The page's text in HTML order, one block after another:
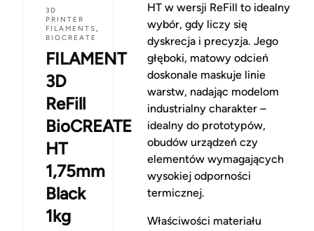
3D
PRINTER
FILAMENTS,
BIOCREATE
FILAMENT
3D
ReFill
BioCREATE
HT
1,75mm
Black
1kg
HT w wersji ReFill to idealny
wybór, gdy liczy się
dyskrecja i precyzja. Jego
głęboki, matowy odcień
doskonale maskuje linie
warstw, nadając modelom
industrialny charakter –
idealny do prototypów,
obudów urządzeń czy
elementów wymagających
wysokiej odporności
termicznej.
Właściwości materiału